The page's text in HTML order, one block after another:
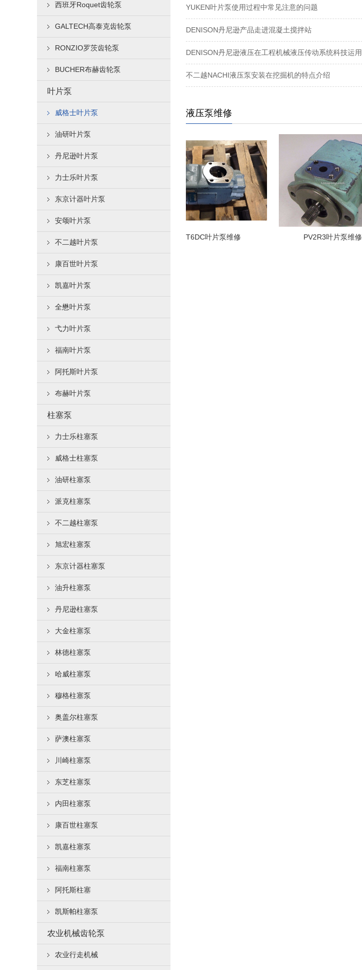
西班牙Roquet齿轮泵
GALTECH高泰克齿轮泵
RONZIO罗茨齿轮泵
BUCHER布赫齿轮泵
叶片泵
威格士叶片泵
油研叶片泵
丹尼逊叶片泵
力士乐叶片泵
东京计器叶片泵
安颂叶片泵
不二越叶片泵
康百世叶片泵
凯嘉叶片泵
全懋叶片泵
弋力叶片泵
福南叶片泵
阿托斯叶片泵
布赫叶片泵
柱塞泵
力士乐柱塞泵
威格士柱塞泵
油研柱塞泵
派克柱塞泵
不二越柱塞泵
旭宏柱塞泵
东京计器柱塞泵
油升柱塞泵
丹尼逊柱塞泵
大金柱塞泵
林德柱塞泵
哈威柱塞泵
穆格柱塞泵
奥盖尔柱塞泵
萨澳柱塞泵
川崎柱塞泵
东芝柱塞泵
内田柱塞泵
康百世柱塞泵
凯嘉柱塞泵
福南柱塞泵
阿托斯柱塞
凯斯帕柱塞泵
农业机械齿轮泵
农业行走机械
YUKEN叶片泵使用过程中常见注意的问题
DENISON丹尼逊产品走进混凝土搅拌站
DENISON丹尼逊液压在工程机械液压传动系统科技运用
不二越NACHI液压泵安装在挖掘机的特点介绍
液压泵维修
A2FM液压马达 T6DC叶片泵维修 PV2R3叶片泵维修